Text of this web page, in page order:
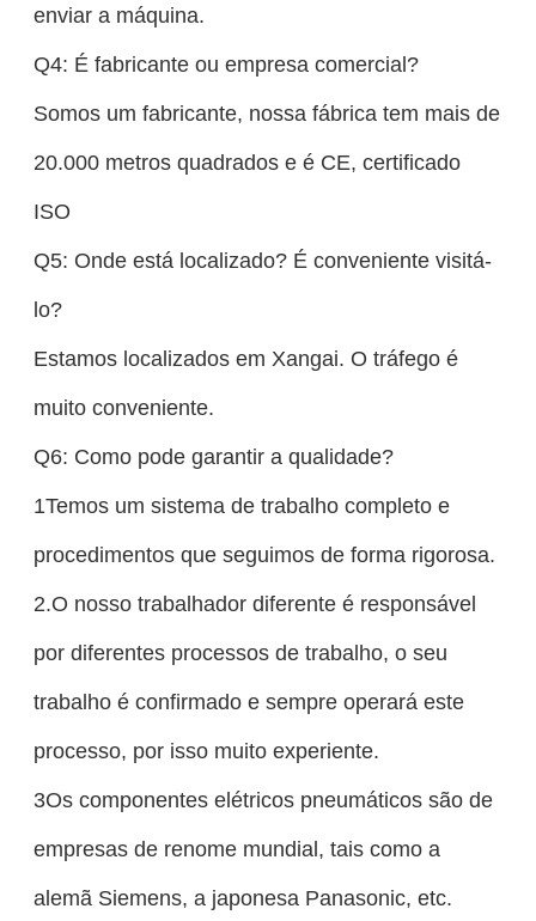
enviar a máquina.
Q4: É fabricante ou empresa comercial?
Somos um fabricante, nossa fábrica tem mais de
20.000 metros quadrados e é CE, certificado
ISO
Q5: Onde está localizado? É conveniente visitá-
lo?
Estamos localizados em Xangai. O tráfego é
muito conveniente.
Q6: Como pode garantir a qualidade?
1Temos um sistema de trabalho completo e
procedimentos que seguimos de forma rigorosa.
2.O nosso trabalhador diferente é responsável
por diferentes processos de trabalho, o seu
trabalho é confirmado e sempre operará este
processo, por isso muito experiente.
3Os componentes elétricos pneumáticos são de
empresas de renome mundial, tais como a
alemã Siemens, a japonesa Panasonic, etc.